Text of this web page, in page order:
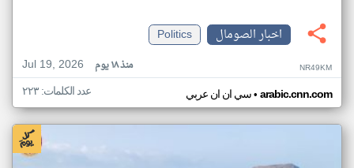
اخبار الصومال
Politics
Jul 19, 2026
منذ ١٨ يوم NR49KM
سي ان ان عربي• arabic.cnn.com عدد الكلمات: ٢٢٣